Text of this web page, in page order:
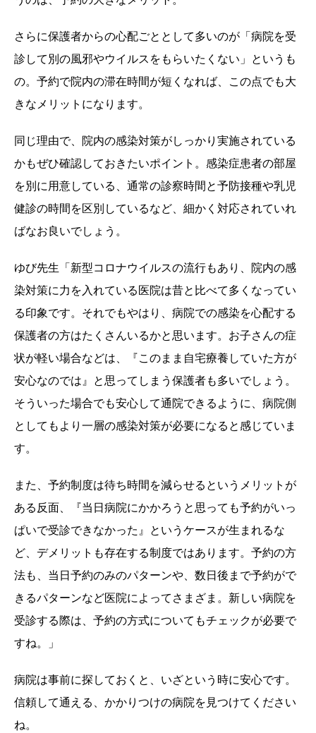
さらに保護者からの心配ごととして多いのが「病院を受
診して別の風邪やウイルスをもらいたくない」というも
の。予約で院内の滞在時間が短くなれば、この点でも大
きなメリットになります。
同じ理由で、院内の感染対策がしっかり実施されている
かもぜひ確認しておきたいポイント。感染症患者の部屋
を別に用意している、通常の診察時間と予防接種や乳児
健診の時間を区別しているなど、細かく対応されていれ
ばなお良いでしょう。
ゆび先生「新型コロナウイルスの流行もあり、院内の感
染対策に力を入れている医院は昔と比べて多くなってい
る印象です。それでもやはり、病院での感染を心配する
保護者の方はたくさんいるかと思います。お子さんの症
状が軽い場合などは、『このまま自宅療養していた方が
安心なのでは』と思ってしまう保護者も多いでしょう。
そういった場合でも安心して通院できるように、病院側
としてもより一層の感染対策が必要になると感じていま
す。
また、予約制度は待ち時間を減らせるというメリットが
ある反面、『当日病院にかかろうと思っても予約がいっ
ぱいで受診できなかった』というケースが生まれるな
ど、デメリットも存在する制度ではあります。予約の方
法も、当日予約のみのパターンや、数日後まで予約がで
きるパターンなど医院によってさまざま。新しい病院を
受診する際は、予約の方式についてもチェックが必要で
すね。」
病院は事前に探しておくと、いざという時に安心です。
信頼して通える、かかりつけの病院を見つけてください
ね。